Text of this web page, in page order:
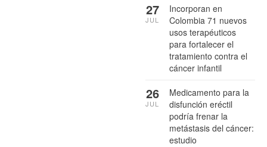
Incorporan en
Colombia 71 nuevos
usos terapéuticos
para fortalecer el
tratamiento contra el
cáncer infantil
27
JUL
Medicamento para la
disfunción eréctil
podría frenar la
metástasis del cáncer:
estudio
26
JUL